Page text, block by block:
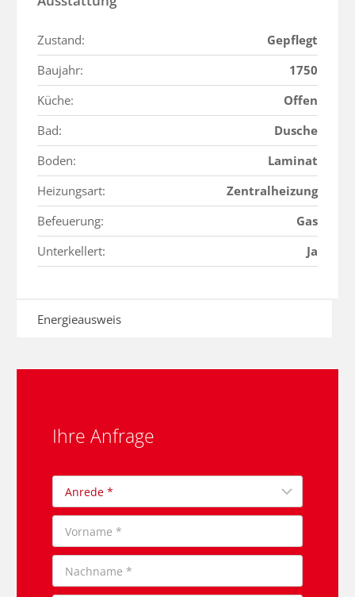
Zustand:
Gepflegt
Baujahr:
1750
Küche:
Offen
Bad:
Dusche
Boden:
Laminat
Heizungsart:
Zentralheizung
Befeuerung:
Gas
Unterkellert:
Ja
Energieausweis
Ihre Anfrage